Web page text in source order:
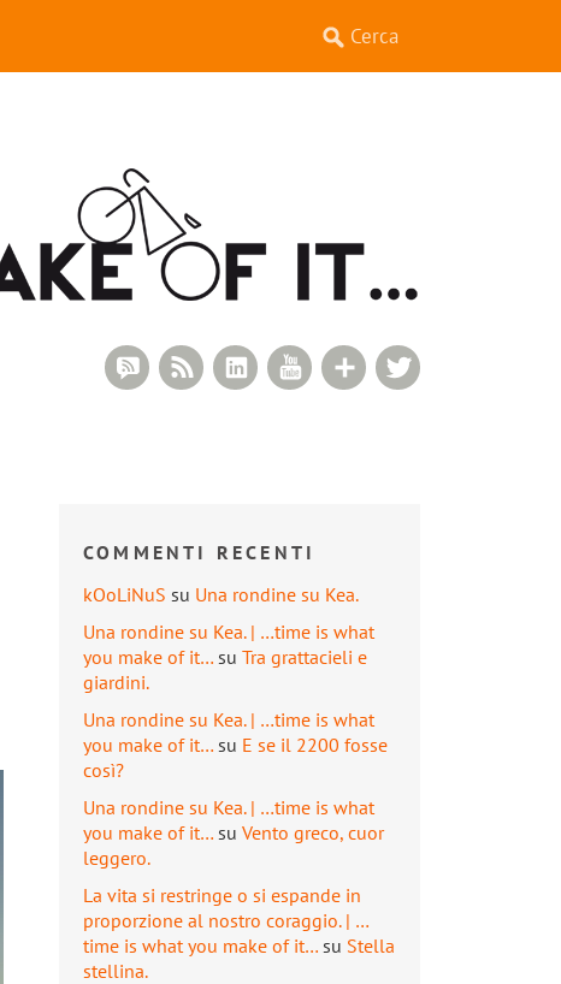
Google+
YouTube
LinkedIn
RSS Feed
RSS Comments
COMMENTI RECENTI
kOoLiNuS su Una rondine su Kea.
Una rondine su Kea. | …time is what
you make of it… su Tra grattacieli e
giardini.
Una rondine su Kea. | …time is what
you make of it… su E se il 2200 fosse
così?
Una rondine su Kea. | …time is what
you make of it… su Vento greco, cuor
leggero.
La vita si restringe o si espande in
proporzione al nostro coraggio. | …
time is what you make of it… su Stella
stellina.